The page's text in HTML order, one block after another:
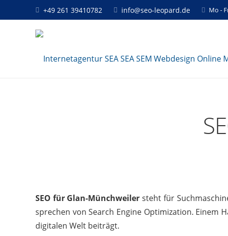
+49 261 39410782 info@seo-leopard.de Mo -
SEO für Glan-Münchweiler steht für
sprechen von Search Engine Optimization. Einem
digitalen Welt beiträgt.